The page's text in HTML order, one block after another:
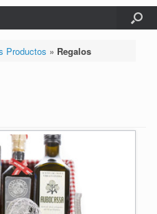
Productos » Regalos